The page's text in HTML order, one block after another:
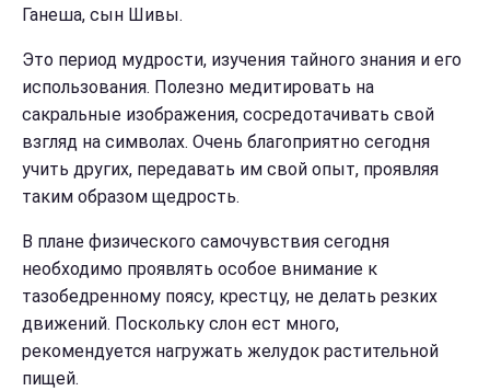
Ганеша, сын Шивы.
Это период мудрости, изучения тайного знания и его
использования. Полезно медитировать на
сакральные изображения, сосредотачивать свой
взгляд на символах. Очень благоприятно сегодня
учить других, передавать им свой опыт, проявляя
таким образом щедрость.
В плане физического самочувствия сегодня
необходимо проявлять особое внимание к
тазобедренному поясу, крестцу, не делать резких
движений. Поскольку слон ест много,
рекомендуется нагружать желудок растительной
пищей.